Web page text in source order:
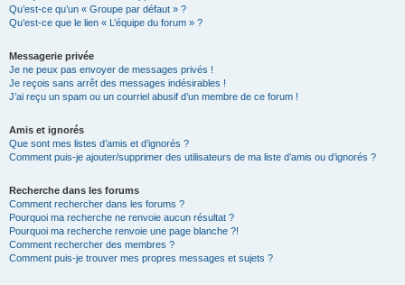
Qu’est-ce qu’un « Groupe par défaut » ?
Qu’est-ce que le lien « L’équipe du forum » ?
Messagerie privée
Je ne peux pas envoyer de messages privés !
Je reçois sans arrêt des messages indésirables !
J’ai reçu un spam ou un courriel abusif d’un membre de ce forum !
Amis et ignorés
Que sont mes listes d’amis et d’ignorés ?
Comment puis-je ajouter/supprimer des utilisateurs de ma liste d’amis ou d’ignorés ?
Recherche dans les forums
Comment rechercher dans les forums ?
Pourquoi ma recherche ne renvoie aucun résultat ?
Pourquoi ma recherche renvoie une page blanche ?!
Comment rechercher des membres ?
Comment puis-je trouver mes propres messages et sujets ?